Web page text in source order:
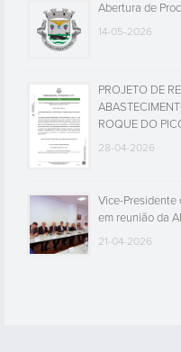
Abertura de
14-05-2026
PROJETO DE
ROQUE DO
28-04-2026
Vice-Presidente
em reunião da
21-04-2026